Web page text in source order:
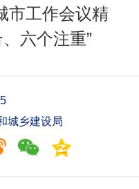
市工作会议精
六个注重”
城乡建设局